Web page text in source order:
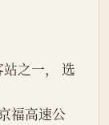
之一， 选
福高速公